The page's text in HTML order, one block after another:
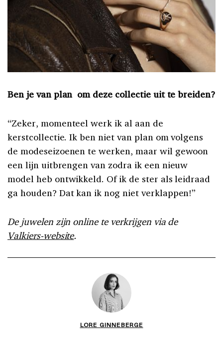
Ben je van plan om deze collectie uit te breiden?
“Zeker, momenteel werk ik al aan de
kerstcollectie. Ik ben niet van plan om volgens
de modeseizoenen te werken, maar wil gewoon
een lijn uitbrengen van zodra ik een nieuw
model heb ontwikkeld. Of ik de ster als leidraad
ga houden? Dat kan ik nog niet verklappen!”
De juwelen zijn online te verkrijgen via de
Valkiers-website.
LORE GINNEBERGE